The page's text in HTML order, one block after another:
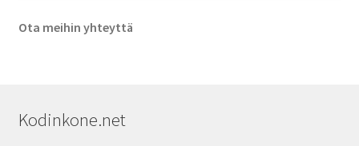
Ota meihin yhteyttä
Kodinkone.net